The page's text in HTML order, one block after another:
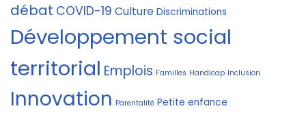
débat COVID-19 Culture Discriminations
Développement social
territorial Emplois Familles Handicap Inclusion
Innovation Parentalité Petite enfance